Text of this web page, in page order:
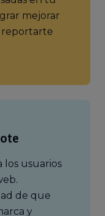
mejorar
reportarte
los usuarios
de que
y